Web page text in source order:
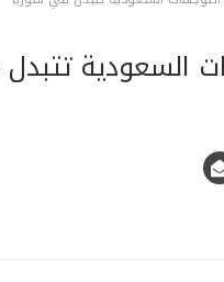
السعودية